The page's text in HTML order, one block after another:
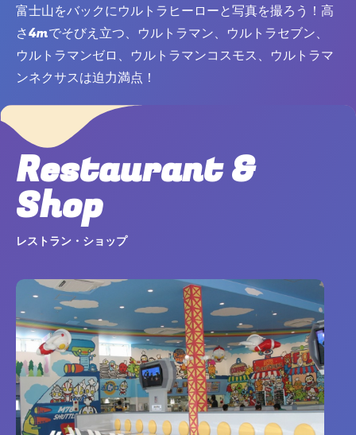
富士山をバックにウルトラヒーローと写真を撮ろう！高
さ4mでそびえ立つ、ウルトラマン、ウルトラセブン、
ウルトラマンゼロ、ウルトラマンコスモス、ウルトラマ
ンネクサスは迫力満点！
Restaurant &
Shop
レストラン・ショップ